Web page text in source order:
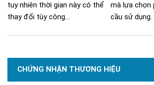
tuy nhiên thời gian này có thể
thay đổi tùy công...
mà lựa chọn
cầu sử dụng.
CHỨNG NHẬN THƯƠNG HIỆU